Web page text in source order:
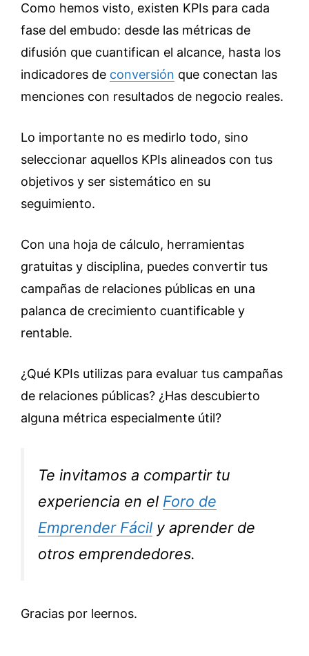
Como hemos visto, existen KPIs para cada
fase del embudo: desde las métricas de
difusión que cuantifican el alcance, hasta los
indicadores de conversión que conectan las
menciones con resultados de negocio reales.
Lo importante no es medirlo todo, sino
seleccionar aquellos KPIs alineados con tus
objetivos y ser sistemático en su
seguimiento.
Con una hoja de cálculo, herramientas
gratuitas y disciplina, puedes convertir tus
campañas de relaciones públicas en una
palanca de crecimiento cuantificable y
rentable.
¿Qué KPIs utilizas para evaluar tus campañas
de relaciones públicas? ¿Has descubierto
alguna métrica especialmente útil?
Te invitamos a compartir tu
experiencia en el Foro de
Emprender Fácil y aprender de
otros emprendedores.
Gracias por leernos.